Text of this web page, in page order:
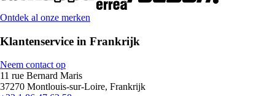
Ontdek al onze merken
Klantenservice in Frankrijk
Neem contact op
11 rue Bernard Maris
37270 Montlouis-sur-Loire, Frankrijk